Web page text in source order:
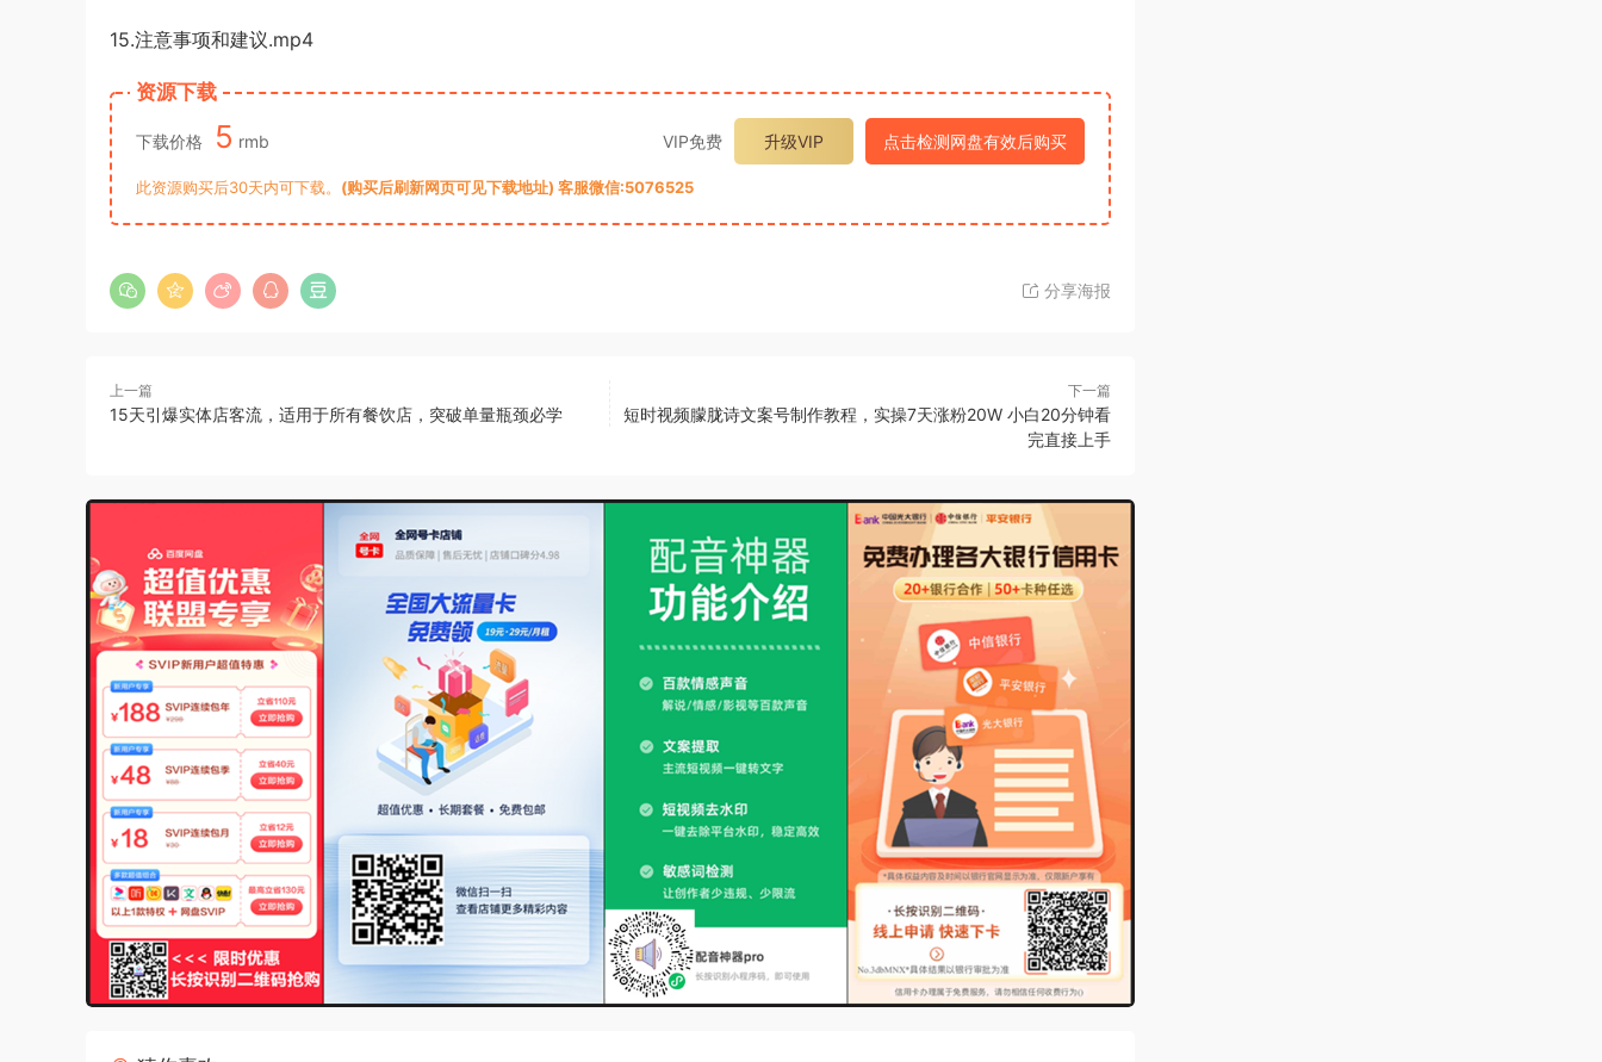
15.注意事项和建议.mp4
资源下载
下载价格 5 rmb VIP免费 升级VIP 点击检测网盘有效后购买
此资源购买后30天内可下载。 (购买后刷新网页可见下载地址) 客服微信:5076525
分享海报
上一篇
15天引爆实体店客流，适用于所有餐饮店，突破单量瓶颈必学
下一篇
短时视频朦胧诗文案号制作教程，实操7天涨粉20W 小白20分钟看
完直接上手